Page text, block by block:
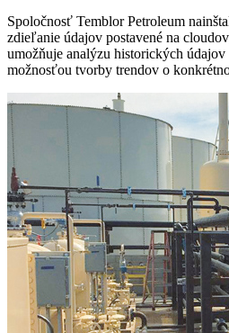
Spoločnosť Temblor Petroleum
zdieľanie údajov postavené na
umožňuje analýzu historických údajov
možnosťou tvorby trendov o